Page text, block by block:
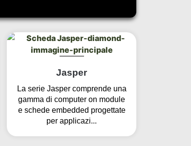
Jasper
La serie Jasper comprende una
gamma di computer on module
e schede embedded progettate
per applicazi...